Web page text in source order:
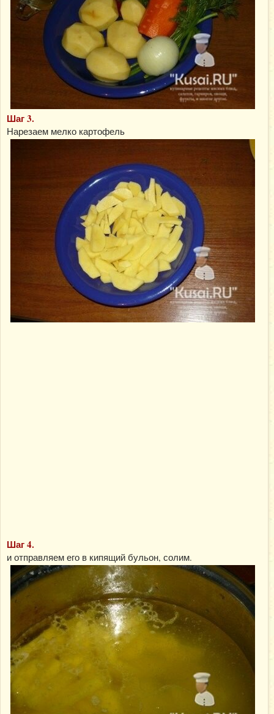
Шаг 3.
Нарезаем мелко картофель
Шаг 4.
и отправляем его в кипящий бульон, солим.